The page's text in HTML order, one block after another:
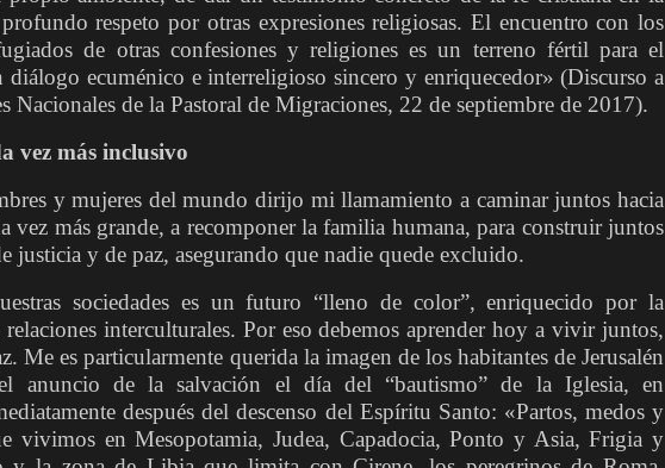
respeto por otras expresiones religiosas. El encuentro con los
de otras confesiones y religiones es un terreno fértil para el
diálogo ecuménico e interreligioso sincero y enriquecedor» (Discurso a
Nacionales de la Pastoral de Migraciones, 22 de septiembre de 2017).
vez más inclusivo
y mujeres del mundo dirijo mi llamamiento a caminar juntos hacia
vez más grande, a recomponer la familia humana, para construir juntos
justicia y de paz, asegurando que nadie quede excluido.
sociedades es un futuro “lleno de color”, enriquecido por la
interculturales. Por eso debemos aprender hoy a vivir juntos,
Me es particularmente querida la imagen de los habitantes de Jerusalén
anuncio de la salvación el día del “bautismo” de la Iglesia, en
después del descenso del Espíritu Santo: «Partos, medos y
vivimos en Mesopotamia, Judea, Capadocia, Ponto y Asia, Frigia y